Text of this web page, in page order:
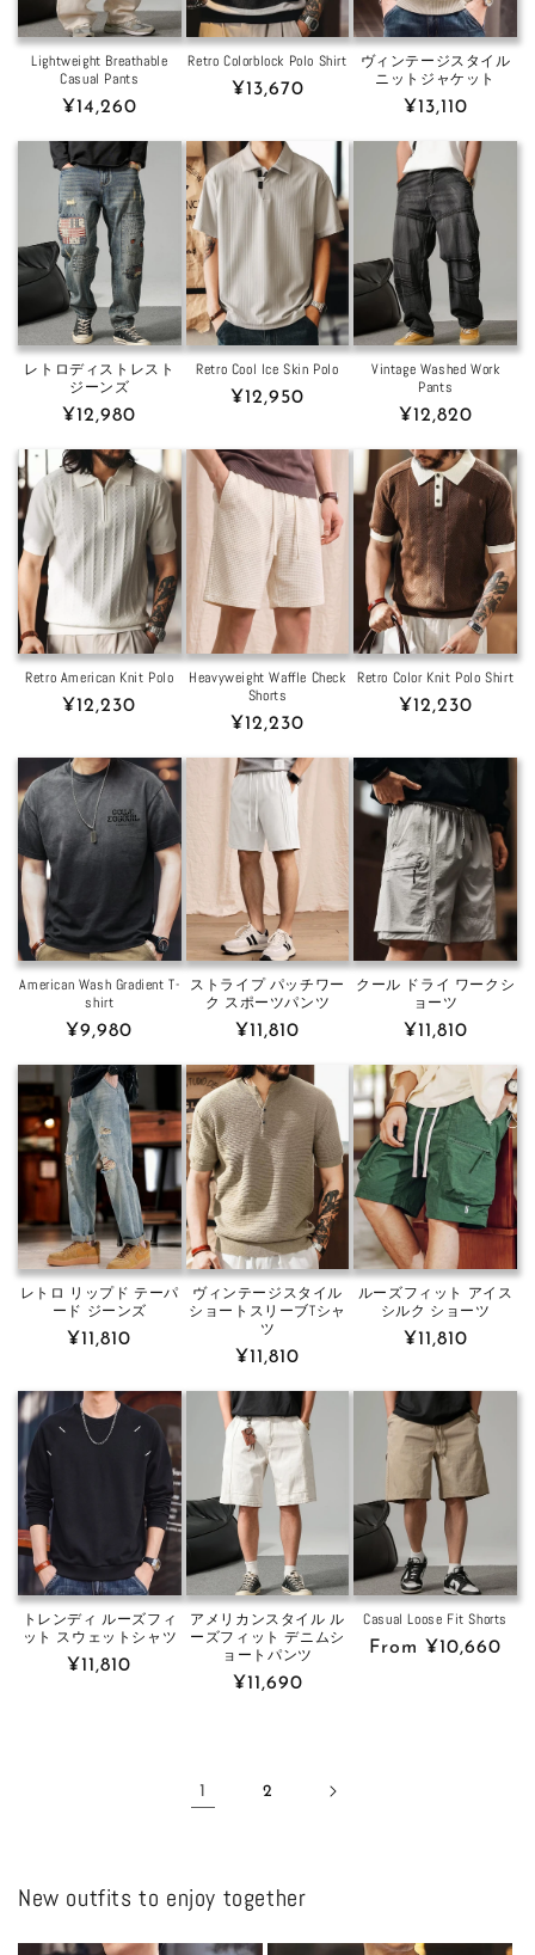
Lightweight Breathable
Casual Pants
Regular
¥14,260
Retro Colorblock Polo Shirt
Regular
¥13,670
ヴィンテージスタイル
ニットジャケット
Regular
¥13,110
レトロディストレスト
ジーンズ
Regular
¥12,980
Retro Cool Ice Skin Polo
Regular
¥12,950
Vintage Washed Work
Pants
Regular
¥12,820
Retro American Knit Polo
Regular
¥12,230
Heavyweight Waffle Check
Shorts
Regular
¥12,230
Retro Color Knit Polo Shirt
Regular
¥12,230
American Wash Gradient T-
shirt
Regular
¥9,980
ストライプ パッチワー
ク スポーツパンツ
Regular
¥11,810
クール ドライ ワークシ
ョーツ
Regular
¥11,810
レトロ リップド テーパ
ード ジーンズ
Regular
¥11,810
ヴィンテージスタイル
ショートスリーブTシャ
ツ
Regular
¥11,810
ルーズフィット アイス
シルク ショーツ
Regular
¥11,810
トレンディ ルーズフィ
ット スウェットシャツ
Regular
¥11,810
アメリカンスタイル ル
ーズフィット デニムシ
ョートパンツ
Regular
¥11,690
Casual Loose Fit Shorts
Regular
From ¥10,660
1 2
New outfits to enjoy together